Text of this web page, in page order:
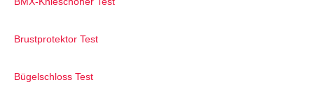
Brustprotektor Test
Bügelschloss Test